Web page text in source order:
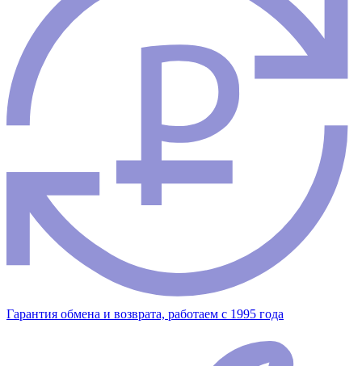
Гарантия обмена и возврата, работаем с 1995 года